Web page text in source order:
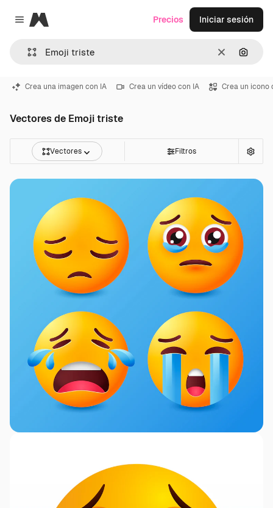
Close menu
Magnific
Borrar
Precios Iniciar sesión
Crea una imagen con IA Crea un vídeo con IA Crea un icono
Vectores de Emoji triste
Vectores Filtros